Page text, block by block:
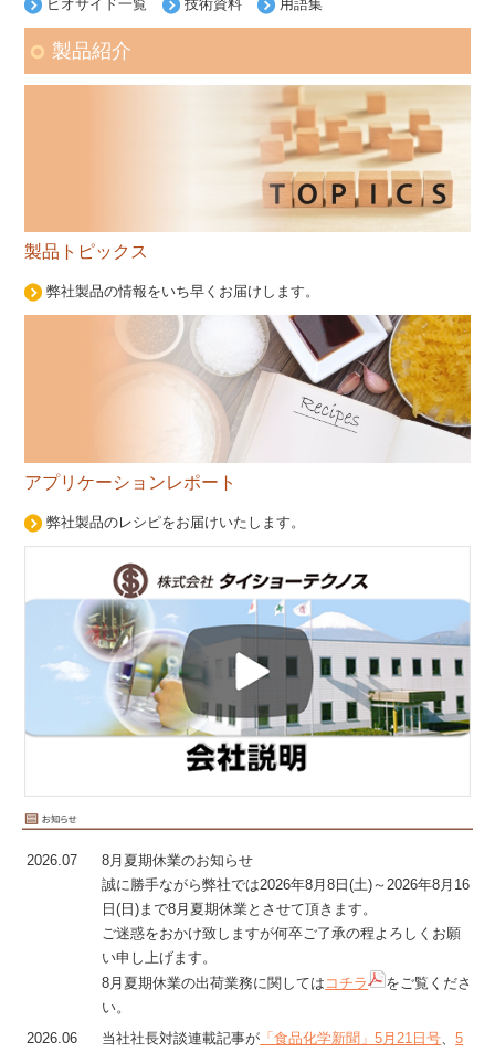
ビオサイド一覧 技術資料 用語集
製品紹介
製品トピックス
弊社製品の情報をいち早くお届けします。
アプリケーションレポート
弊社製品のレシピをお届けいたします。
2026.07
8月夏期休業のお知らせ
誠に勝手ながら弊社では2026年8月8日(土)～2026年8月16
日(日)まで8月夏期休業とさせて頂きます。
ご迷惑をおかけ致しますが何卒ご了承の程よろしくお願
い申し上げます。
8月夏期休業の出荷業務に関しては コチラ
をご覧くださ
い。
2026.06
当社社長対談連載記事が 「食品化学新聞」5月21日号 、5